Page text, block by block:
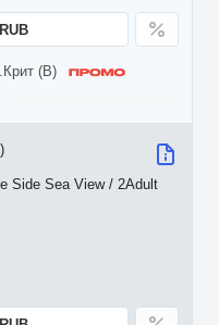
(B)
Side Sea View / 2Adult